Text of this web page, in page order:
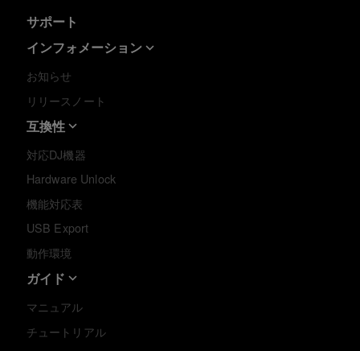
サポート
インフォメーション
お知らせ
リリースノート
互換性
対応DJ機器
Hardware Unlock
機能対応表
USB Export
動作環境
ガイド
マニュアル
チュートリアル